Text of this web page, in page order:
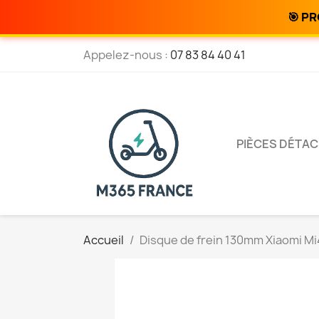
🎯
Appelez-nous : 07 83 84 40 41
PIÈCES
Accueil Disque de frein 130mm Xiaomi